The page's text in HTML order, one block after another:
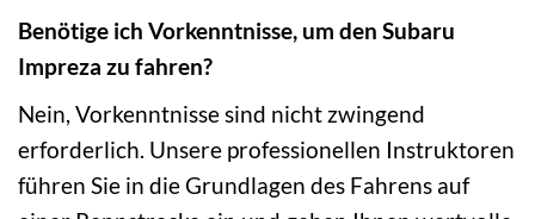
Benötige ich Vorkenntnisse, um den Subaru
Impreza zu fahren?
Nein, Vorkenntnisse sind nicht zwingend
erforderlich. Unsere professionellen Instruktoren
führen Sie in die Grundlagen des Fahrens auf